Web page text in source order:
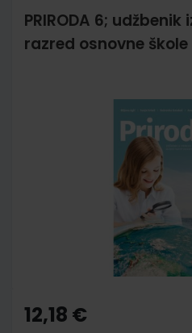
PRIRODA 6;
razred osnovne škole
the
beginning
12,18 €